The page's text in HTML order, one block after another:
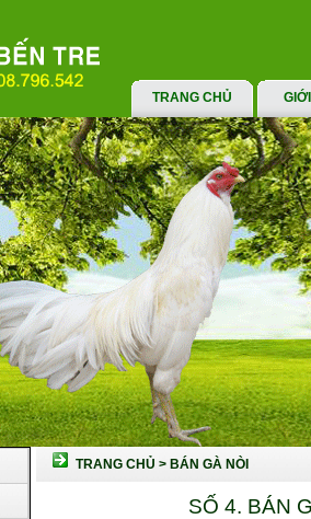
TRANG CHỦ
TRANG CHỦ > BÁN GÀ NÒI
SỐ 4. BÁN